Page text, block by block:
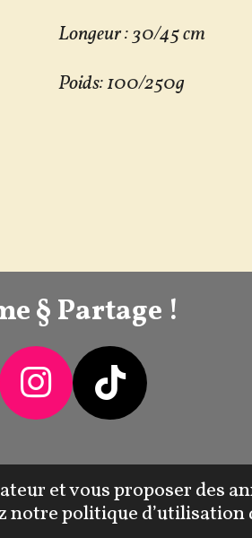
et vous proposer des
politique d’utilisation
Longeur : 30/45 cm
Poids: 100/250g
§ Partage !
I
N
S
T
T
I
K
T